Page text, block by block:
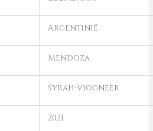
Argentinië
Mendoza
Syrah-Viogneer
2021